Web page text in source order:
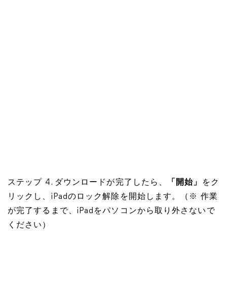
ステップ 4. ダウンロードが完了したら、 「開始」
をク
リックし、iPadのロック解除を開始します。（※ 作業
が完了するまで、iPadをパソコンから取り外さないで
ください）